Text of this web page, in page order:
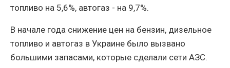
топливо на 5,6%, автогаз - на 9,7%.
В начале года снижение цен на бензин, дизельное
топливо и автогаз в Украине было вызвано
большими запасами, которые сделали сети АЗС.